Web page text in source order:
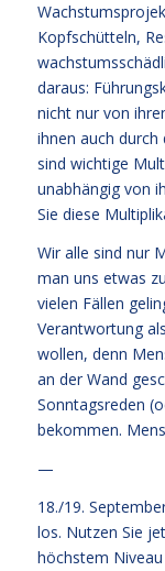
Kopfschütteln,
daraus:
nicht nur von
ihnen auch durch
sind wichtige
unabhängig von
Sie diese
Wir alle sind nur
man uns etwas
vielen Fällen
Verantwortung
wollen, denn
an der Wand
Sonntagsreden
bekommen.
—
18./19.
los. Nutzen Sie
höchstem